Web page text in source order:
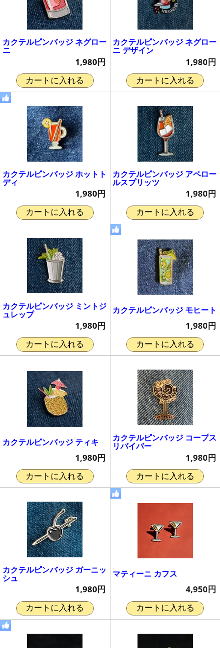
カクテルピンバッジ ネグロー
ニ
1,980円
カートに入れる
カクテルピンバッジ ネグロー
ニ デザイン
1,980円
カートに入れる
カクテルピンバッジ ホットト
ディ
1,980円
カートに入れる
カクテルピンバッジ アペロー
ルスプリッツ
1,980円
カートに入れる
カクテルピンバッジ ミントジ
ュレップ
1,980円
カートに入れる
カクテルピンバッジ モヒート
1,980円
カートに入れる
カクテルピンバッジ ティキ
1,980円
カートに入れる
カクテルピンバッジ コープス
リバイバー
1,980円
カートに入れる
カクテルピンバッジ ガーニッ
シュ
1,980円
カートに入れる
マティーニ カフス
4,950円
カートに入れる